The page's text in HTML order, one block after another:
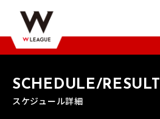
SCHEDULE/RESULT
スケジュール詳細